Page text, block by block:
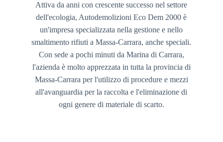
Attiva da anni con crescente successo nel settore
dell'ecologia, Autodemolizioni Eco Dem 2000 è
un'impresa specializzata nella gestione e nello
smaltimento rifiuti a Massa-Carrara, anche speciali.
Con sede a pochi minuti da Marina di Carrara,
l'azienda è molto apprezzata in tutta la provincia di
Massa-Carrara per l'utilizzo di procedure e mezzi
all'avanguardia per la raccolta e l'eliminazione di
ogni genere di materiale di scarto.